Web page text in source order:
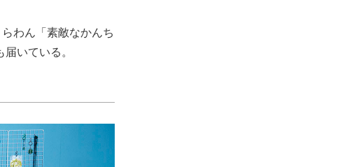
わん「素敵なかんち
いている。